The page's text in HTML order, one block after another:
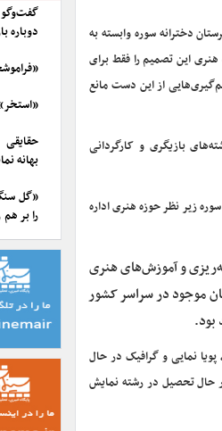
دخترانه سوره وابسته به
این تصمیم را فقط برای
از این دست مانع
بازیگری و کارگردانی
زیر نظر حوزه هنری اداره
و آموزش‌های هنری
تعداد ۴۳۲ دانش‌آموز دختر در رشته نمایش در سراسر کشور گفته است: از ۴۹ هنرستان موجود در سراسر کشور
نمایش، سینما، پویا نمایی و گرافیک در حال
دختران تشکیل می دهند. همچنین در حال حاضر ۹۶۳ نفر دانش آموز در حال تحصیل در رشته نمایش
دوباره
بهانه
«گل
را بر هم